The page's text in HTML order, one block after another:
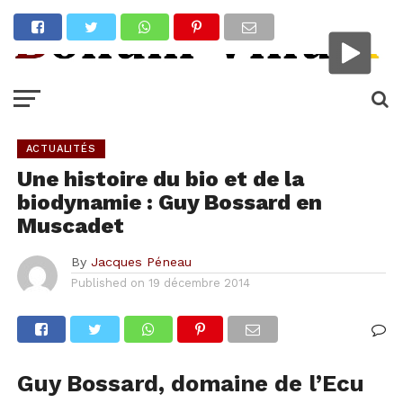
ACTUALITÉS
Une histoire du bio et de la
biodynamie : Guy Bossard en
Muscadet
By Jacques Péneau
Published on 19 décembre 2014
Guy Bossard, domaine de l’Ecu